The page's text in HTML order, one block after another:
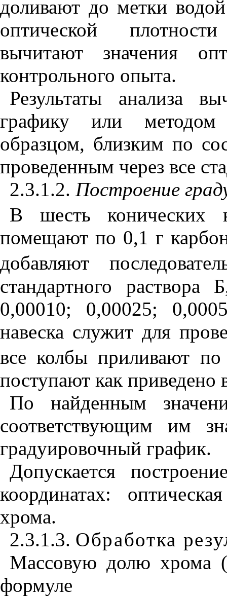
доливают до метки
оптической
вычитают значения
контрольного опыта.
Результаты анализа
графику или методом
образцом, близким по
проведенным через все
2.3.1.2. Построение
В шесть конических
помещают по 0,1 г
добавляют
стандартного раствора
0,00010; 0,00025;
навеска служит для
все колбы приливают
поступают как приведено
По найденным
соответствующим им
градуировочный график.
Допускается
координатах:
хрома.
2.3.1.3. Обработка
Массовую долю хрома
формуле